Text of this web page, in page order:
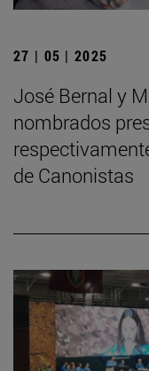
27 | 05 | 2025
José Bernal y
nombrados
de Canonistas